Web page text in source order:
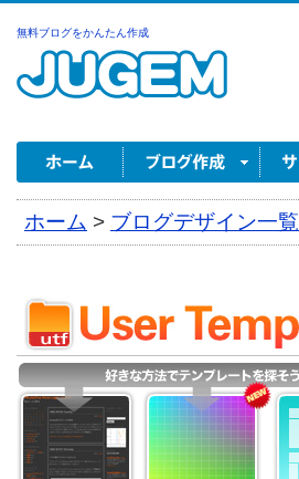
無料ブログをかんたん作成
ホーム > ブログデザイン一覧